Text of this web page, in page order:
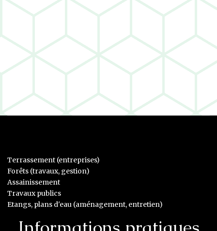
Terrassement (entreprises)
Forêts (travaux, gestion)
Assainissement
Travaux publics
Etangs, plans d'eau (aménagement, entretien)